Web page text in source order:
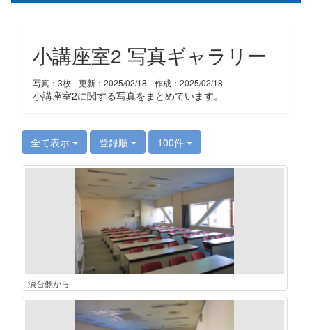
小講座室2 写真ギャラリー
写真：3枚 更新：2025/02/18 作成：2025/02/18
小講座室2に関する写真をまとめています。
全て表示 登録順 100件
演台側から